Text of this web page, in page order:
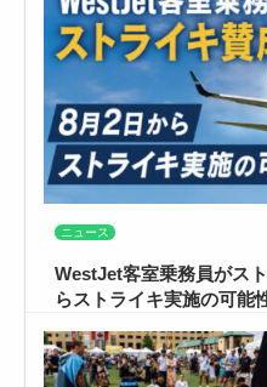
ニュース
WestJet客室乗務員がス
らストライキ実施の可能